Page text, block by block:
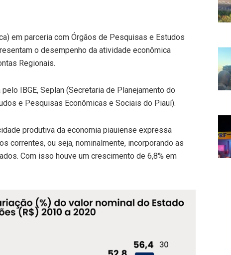
em parceria com Órgãos de Pesquisas e Estudos
o desempenho da atividade econômica
Regionais.
IBGE, Seplan (Secretaria de Planejamento do
e Pesquisas Econômicas e Sociais do Piauí).
produtiva da economia piauiense expressa
correntes, ou seja, nominalmente, incorporando as
Com isso houve um crescimento de 6,8% em